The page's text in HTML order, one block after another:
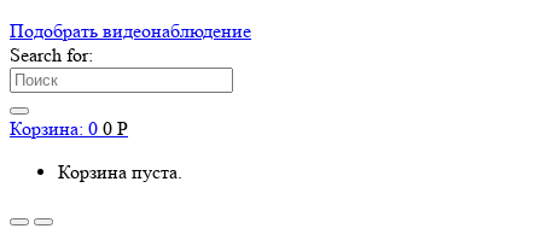
Подобрать видеонаблюдениe
Search for:
Корзина: 0 0 Р
Корзина пуста.